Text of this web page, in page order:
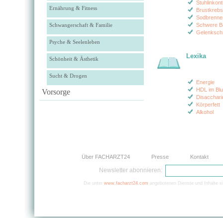
Ernährung & Fitness
Schwangerschaft & Familie
Psyche & Seelenleben
Schönheit & Ästhetik
Sucht & Drogen
Vorsorge
Schwere
Lexika
Energie
HDL im
Körperfett
Alkohol
Über FACHARZT24 Presse Kontakt
Newsletter abonnieren:
Die unter www.facharzt24.com angebotenen Dienste und Inhalte